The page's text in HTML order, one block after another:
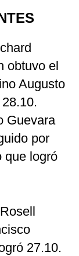
obtuvo el
Augusto
Guevara
por
que logró
27.10.